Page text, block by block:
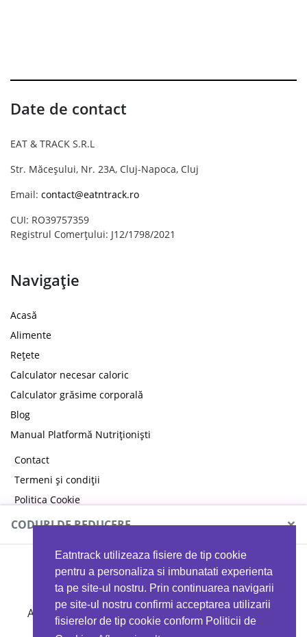
Eatntrack utilizeaza fisiere de tip cookie
pentru a personaliza si imbunatati experienta
ta pe site-ul nostru. Prin continuarea navigarii
pe site-ul nostru confirmi acceptarea utilizarii
fisierelor de tip cookie conform Politicii de
Date de contact
EAT & TRACK S.R.L
Str. Măceșului, Nr. 23A, Cluj-Napoca, Cluj
Email: contact@eatntrack.ro
CUI: RO39757359
Registrul Comerțului: J12/1798/2021
Navigație
Acasă
Alimente
Rețete
Calculator necesar caloric
Calculator grăsime corporală
Blog
Manual Platformă Nutriționiști
Contact
Termeni și condiții
Politica Cookie
Politica de confidențialitate
CODURI DE REDUCERE ×
MYPROTEIN
Ai 40%reducere la orice comandă folosind codul
EATTRACK